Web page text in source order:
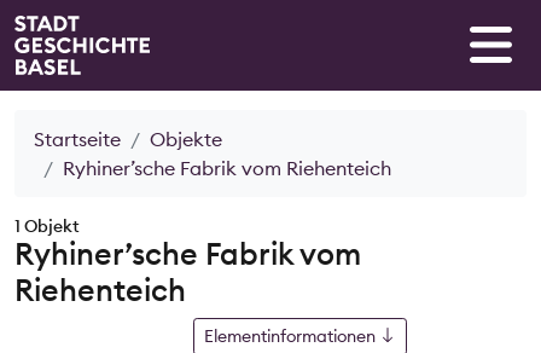
Startseite
Objekte
Ryhiner’sche Fabrik vom Riehenteich
1 Objekt
Ryhiner’sche Fabrik vom
Riehenteich
Elementinformationen